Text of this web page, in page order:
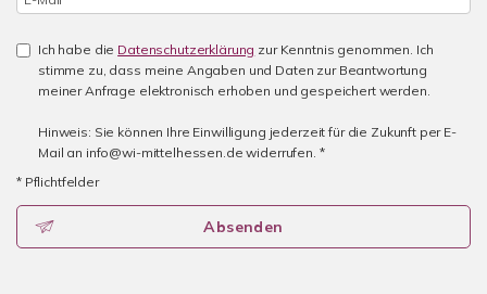
Ich habe die Datenschutzerklärung zur Kenntnis genommen. Ich
stimme zu, dass meine Angaben und Daten zur Beantwortung
meiner Anfrage elektronisch erhoben und gespeichert werden.
Hinweis: Sie können Ihre Einwilligung jederzeit für die Zukunft per E-
Mail an info@wi-mittelhessen.de widerrufen. *
* Pflichtfelder
Absenden